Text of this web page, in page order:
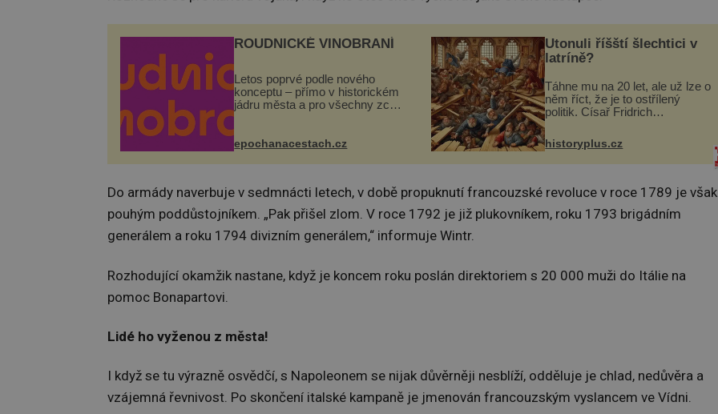
ROUDNICKÉ VINOBRANÍ
Letos poprvé podle nového
konceptu – přímo v historickém
jádru města a pro všechny zcela
náměstí. Návštěvníci se mohou
epochanacestach.cz
Utonuli říšští šlechtici v
latríně?
Táhne mu na 20 let, ale už lze o
něm říct, že je to ostřílený
politik. Císař Fridrich
syna a dědice Jindřicha VI. do
Erfurtu, aby se stal
prostředníkem při řešení sporu
historyplus.cz
Do armády naverbuje v sedmnácti letech, v době propuknutí francouzské revoluce v roce 1789 je však
pouhým poddůstojníkem. „Pak přišel zlom. V roce 1792 je již plukovníkem, roku 1793 brigádním
generálem a roku 1794 divizním generálem,“ informuje Wintr.
Rozhodující okamžik nastane, když je koncem roku poslán direktoriem s 20 000 muži do Itálie na
pomoc Bonapartovi.
Lidé ho vyženou z města!
I když se tu výrazně osvědčí, s Napoleonem se nijak důvěrněji nesblíží, odděluje je chlad, nedůvěra a
vzájemná řevnivost. Po skončení italské kampaně je jmenován francouzským vyslancem ve Vídni.